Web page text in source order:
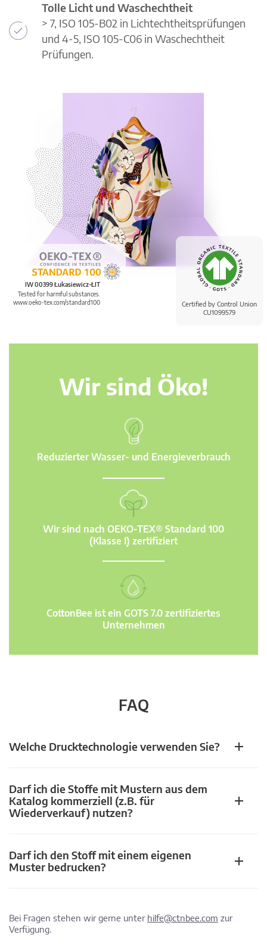
Certified by Control Union
CU1099579
IW 00399 Łukasiewicz-ŁIT
Tested for harmful substances.
www.oeko-tex.com/standard100
Tolle Licht und Waschechtheit
> 7, ISO 105-B02 in Lichtechtheitsprüfungen
und 4-5, ISO 105-C06 in Waschechtheit
Prüfungen.
Wir sind Öko!
Reduzierter Wasser- und Energieverbrauch
Wir sind nach OEKO-TEX® Standard 100
(Klasse I) zertifiziert
CottonBee ist ein GOTS 7.0 zertifiziertes
Unternehmen
FAQ
Welche Drucktechnologie verwenden Sie?
Darf ich die Stoffe mit Mustern aus dem
Katalog kommerziell (z.B. für
Wiederverkauf) nutzen?
Darf ich den Stoff mit einem eigenen
Muster bedrucken?
Bei Fragen stehen wir gerne unter hilfe@ctnbee.com zur
Verfügung.